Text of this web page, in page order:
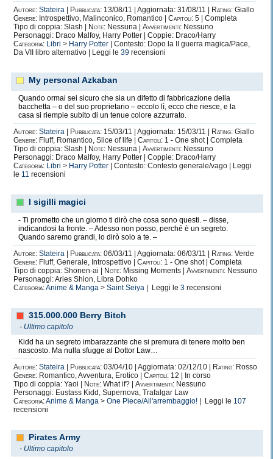
Autore: Stateira Pubblicata: 13/08/11 | Aggiornata: 31/08/11 | Rating: Giallo
Genere: Introspettivo, Malinconico, Romantico | Capitoli: 5 | Completa
Tipo di coppia: Slash |
Note: Nessuna | Avvertimenti: Nessuno
Personaggi: Draco Malfoy, Harry Potter | Coppie: Draco/Harry
Categoria: Libri > Harry Potter | Contesto: Dopo la II guerra magica/Pace,
Da VII libro alternativo | Leggi le 39 recensioni
My personal Azkaban
Quando ormai sei sicuro che sia un difetto di fabbricazione della
bacchetta – o del suo proprietario – eccolo lì, ecco che riesce, e la
casa si riempie subito di un tenue colore azzurrato.
Autore: Stateira Pubblicata: 15/03/11 | Aggiornata: 15/03/11 | Rating: Giallo
Genere: Fluff, Romantico, Slice of life | Capitoli: 1 - One shot | Completa
Tipo di coppia: Slash |
Note: Nessuna | Avvertimenti: Nessuno
Personaggi: Draco Malfoy, Harry Potter | Coppie: Draco/Harry
Categoria: Libri > Harry Potter | Contesto: Contesto generale/vago | Leggi
le 11 recensioni
I sigilli magici
- Ti prometto che un giorno ti dirò che cosa sono questi. – disse,
indicandosi la fronte. – Adesso non posso, perché è un segreto.
Quando saremo grandi, lo dirò solo a te. –
Autore: Stateira Pubblicata: 06/03/11 | Aggiornata: 06/03/11 | Rating: Verde
Genere: Fluff, Generale, Introspettivo | Capitoli: 1 - One shot | Completa
Tipo di coppia: Shonen-ai |
Note: Missing Moments | Avvertimenti: Nessuno
Personaggi: Aries Shion, Libra Dohko
Categoria:Anime & Manga > Saint Seiya | Leggi le 3 recensioni
315.000.000 Berry Bitch
- Ultimo capitolo
Kidd ha un segreto imbarazzante che si premura di tenere molto ben
nascosto. Ma nulla sfugge al Dottor Law…
Autore: Stateira Pubblicata: 03/04/10 | Aggiornata: 02/12/10 | Rating: Rosso
Genere: Romantico, Avventura, Erotico | Capitoli: 12 | In corso
Tipo di coppia: Yaoi |
Note: What if? | Avvertimenti: Nessuno
Personaggi: Eustass Kidd, Supernova, Trafalgar Law
Categoria:Anime & Manga > One Piece/All'arrembaggio! | Leggi le 107
recensioni
Pirates Army
- Ultimo capitolo